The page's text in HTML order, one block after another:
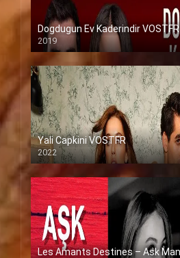
Dogdugun Ev Kaderindir VOSTFR
2019
Yali Capkini VOSTFR
2022